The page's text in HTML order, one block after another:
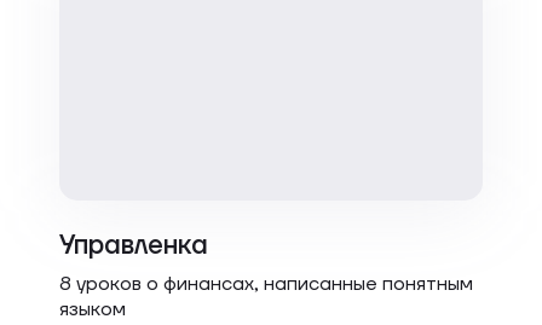
Управленка
8 уроков о финансах, написанные понятным
языком